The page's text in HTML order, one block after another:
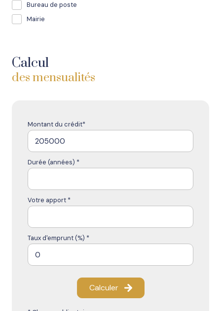
Bureau de poste
Mairie
Calcul
des mensualités
Montant du crédit*
Durée (années) *
Votre apport *
Taux d'emprunt (%) *
Calculer